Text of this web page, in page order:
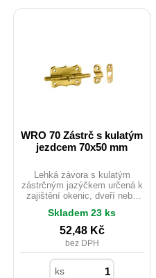
WRO 70 Zástrč s kulatým
jezdcem 70x50 mm
Lehká závora s kulatým
zástrčným jazýčkem určená k
zajištění okenic, dveří nebo
samovolnému otevření či
pohybu dvířek a vík.
Skladem 23 ks
52,48 Kč
bez DPH
ks